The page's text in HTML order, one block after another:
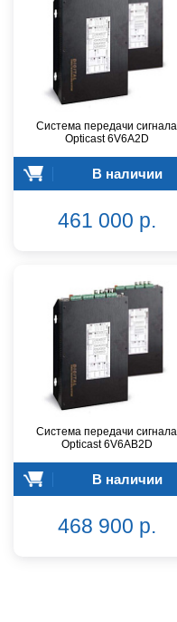
Система передачи сигнала
Opticast 6V6A2D
В наличии
461 000 р.
Система передачи сигнала
Opticast 6V6AB2D
В наличии
468 900 р.